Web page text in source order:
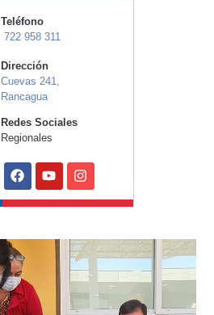
Teléfono
722 958 311
Dirección
Cuevas 241,
Rancagua
Redes Sociales
Regionales